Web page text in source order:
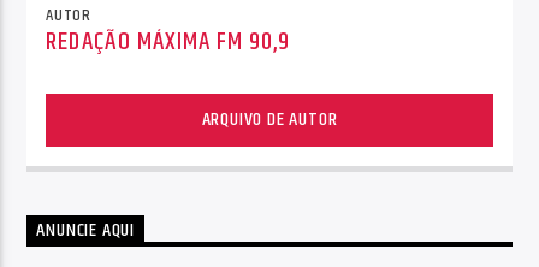
AUTOR
REDAÇÃO MÁXIMA FM 90,9
ARQUIVO DE AUTOR
ANUNCIE AQUI